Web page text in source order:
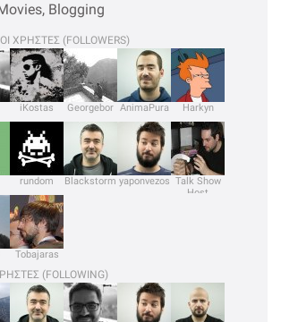
Blogging
ΧΡΗΣΤΕΣ (FOLLOWERS)
iKostas Georgebor AnimaPura Harkyn
rundom Blackstorm yaponvezos Talk Show
Host
Tobajaras
(FOLLOWING)